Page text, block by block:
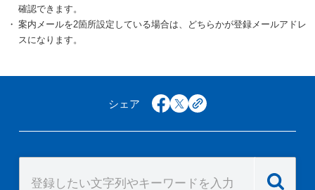
確認できます。
案内メールを2箇所設定している場合は、どちらかが登録メールアドレ
スになります。
シェア facebook
x copy